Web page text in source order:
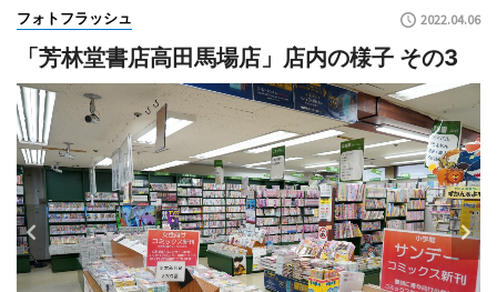
フォトフラッシュ 2022.04.06
「芳林堂書店高田馬場店」店内の様子 その3